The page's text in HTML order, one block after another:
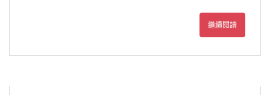
繼續閱讀